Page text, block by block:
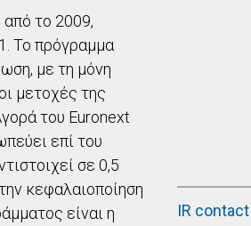
το 2009,
Το πρόγραμμα
με τη μόνη
μετοχές της
του Euronext
επί του
σε 0,5
κεφαλαιοποίηση
είναι η
IR contact